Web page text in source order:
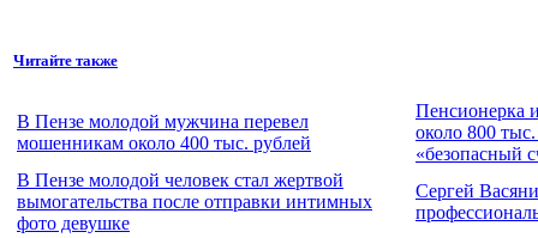
Читайте также
В Пензе молодой мужчина перевел
мошенникам около 400 тыс. рублей
Пенсионерка
около 800
«безопасный
В Пензе молодой человек стал жертвой
вымогательства после отправки интимных
фото девушке
Сергей